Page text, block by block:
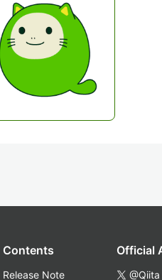
Contents
Release Note
Official
@Qiita